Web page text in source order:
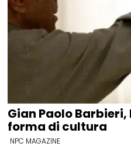
Gian Paolo
forma di cultura
NPC MAGAZINE